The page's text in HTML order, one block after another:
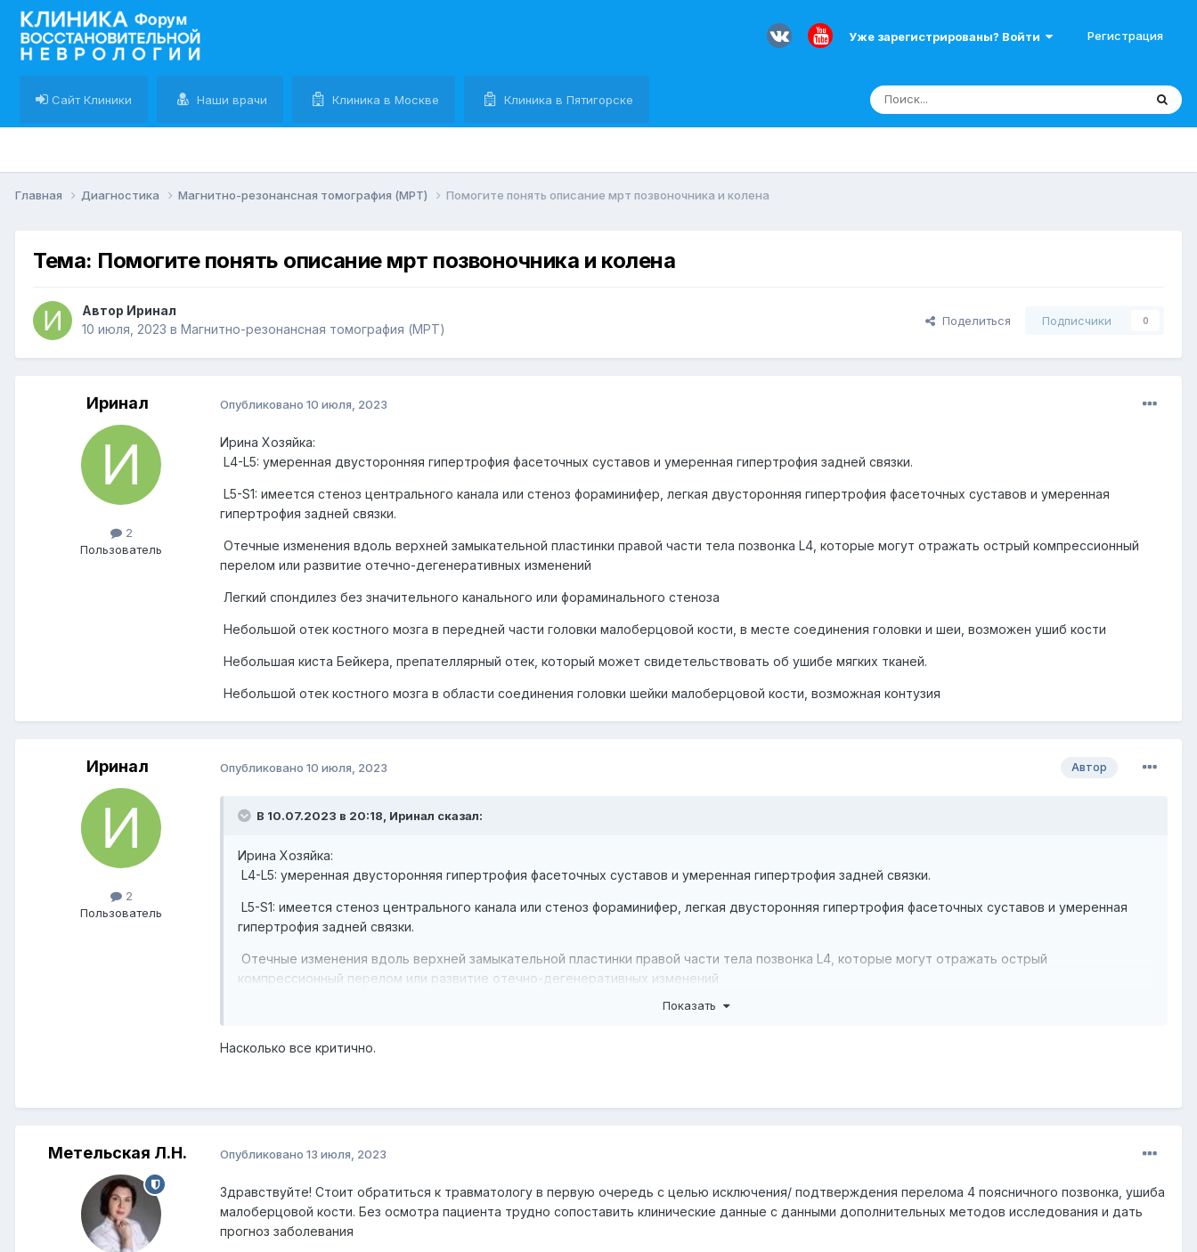
Уже зарегистрированы? Войти Регистрация
Сайт Клиники Наши врачи Клиника в Москве Клиника в Пятигорске
Главная Диагностика Магнитно-резонансная томография (МРТ) Помогите понять описание мрт позвоночника и колена
Тема: Помогите понять описание мрт позвоночника и колена
Автор Иринал
10 июля, 2023 в Магнитно-резонансная томография (МРТ)
Поделиться Подписчики 0
Иринал
2
Пользователь
Опубликовано 10 июля, 2023
Ирина Хозяйка:
L4-L5: умеренная двусторонняя гипертрофия фасеточных суставов и умеренная гипертрофия задней связки.
L5-S1: имеется стеноз центрального канала или стеноз фораминифер, легкая двусторонняя гипертрофия фасеточных суставов и умеренная
гипертрофия задней связки.
Отечные изменения вдоль верхней замыкательной пластинки правой части тела позвонка L4, которые могут отражать острый компрессионный
перелом или развитие отечно-дегенеративных изменений
Легкий спондилез без значительного канального или фораминального стеноза
Небольшой отек костного мозга в передней части головки малоберцовой кости, в месте соединения головки и шеи, возможен ушиб кости
Небольшая киста Бейкера, препателлярный отек, который может свидетельствовать об ушибе мягких тканей.
Небольшой отек костного мозга в области соединения головки шейки малоберцовой кости, возможная контузия
Иринал
2
Пользователь
Автор
Опубликовано 10 июля, 2023
В 10.07.2023 в 20:18, Иринал сказал:
Ирина Хозяйка:
L4-L5: умеренная двусторонняя гипертрофия фасеточных суставов и умеренная гипертрофия задней связки.
L5-S1: имеется стеноз центрального канала или стеноз фораминифер, легкая двусторонняя гипертрофия фасеточных суставов и умеренная
гипертрофия задней связки.
Отечные изменения вдоль верхней замыкательной пластинки правой части тела позвонка L4, которые могут отражать острый
компрессионный перелом или развитие отечно-дегенеративных изменений
Легкий спондилез без значительного канального или фораминального стеноза
Небольшой отек костного мозга в передней части головки малоберцовой кости, в месте соединения головки и шеи, возможен ушиб кости
Небольшой отек костного мозга в области соединения головки шейки малоберцовой кости, возможная контузия
Показать
Насколько все критично.
Метельская Л.Н. Опубликовано 13 июля, 2023
Здравствуйте! Стоит обратиться к травматологу в первую очередь с целью исключения/ подтверждения перелома 4 поясничного позвонка, ушиба
малоберцовой кости. Без осмотра пациента трудно сопоставить клинические данные с данными дополнительных методов исследования и дать
прогноз заболевания